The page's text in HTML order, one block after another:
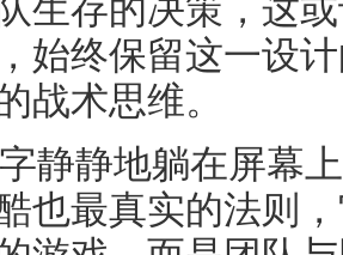
生存的决策，这
始终保留这一设
战术思维。
静静地躺在屏幕
也最真实的法则